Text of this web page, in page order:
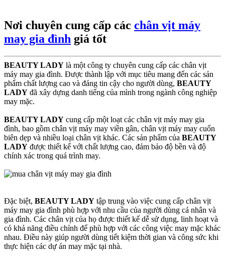
Nơi chuyên cung cấp các chân vịt máy
may gia đình giá tốt​
BEAUTY LADY là một công ty chuyên cung cấp các chân vịt
máy may gia đình. Được thành lập với mục tiêu mang đến các sản
phẩm chất lượng cao và đáng tin cậy cho người dùng, BEAUTY
LADY đã xây dựng danh tiếng của mình trong ngành công nghiệp
may mặc.
BEAUTY LADY cung cấp một loạt các chân vịt máy may gia
đình, bao gồm chân vịt máy may viền gân, chân vịt máy may cuốn
biên dẹp và nhiều loại chân vịt khác. Các sản phẩm của BEAUTY
LADY được thiết kế với chất lượng cao, đảm bảo độ bền và độ
chính xác trong quá trình may.
Đặc biệt, BEAUTY LADY tập trung vào việc cung cấp chân vịt
máy may gia đình phù hợp với nhu cầu của người dùng cá nhân và
gia đình. Các chân vịt của họ được thiết kế dễ sử dụng, linh hoạt và
có khả năng điều chỉnh để phù hợp với các công việc may mặc khác
nhau. Điều này giúp người dùng tiết kiệm thời gian và công sức khi
thực hiện các dự án may mặc tại nhà.